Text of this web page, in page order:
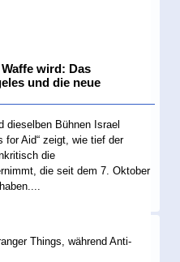
wird: Das
und die neue
dieselben Bühnen Israel
for Aid“ zeigt, wie tief der
die
die seit dem 7. Oktober